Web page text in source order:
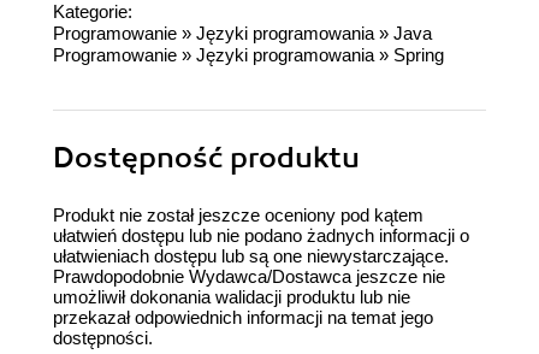
Kategorie:
Programowanie » Języki programowania » Java
Programowanie » Języki programowania » Spring
Dostępność produktu
Produkt nie został jeszcze oceniony pod kątem
ułatwień dostępu lub nie podano żadnych informacji o
ułatwieniach dostępu lub są one niewystarczające.
Prawdopodobnie Wydawca/Dostawca jeszcze nie
umożliwił dokonania walidacji produktu lub nie
przekazał odpowiednich informacji na temat jego
dostępności.